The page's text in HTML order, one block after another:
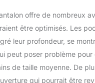
au tir, la
air, le tir à
quotidien et
scènes
Contenu : 1
compris une
offre de nombreux
être optimisés. Les
leur profondeur, se
peut poser problème pour
de taille moyenne. De
qui pourrait être